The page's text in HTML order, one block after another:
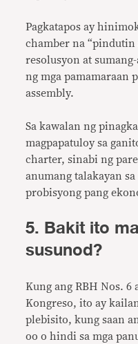
Pagkatapos ay
chamber na “pindutin
resolusyon at
ng mga pamamaraan
assembly.
Sa kawalan ng
magpapatuloy sa
charter, sinabi ng
anumang talakayan
probisyong pang
5. Bakit ito
susunod?
Kung ang RBH Nos. 6
Kongreso, ito ay
plebisito, kung saan
oo o hindi sa mga